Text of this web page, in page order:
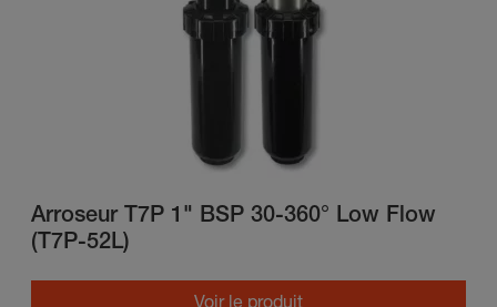
Arroseur T7P 1" BSP 30-360° Low Flow
(T7P-52L)
Voir le produit